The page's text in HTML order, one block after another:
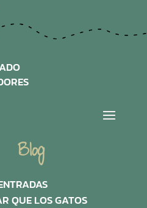
Blog
QUE LOS GATOS